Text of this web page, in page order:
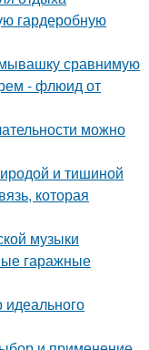
гардеробную
сравнимую
- флюид от
можно
и тишиной
которая
музыки
гаражные